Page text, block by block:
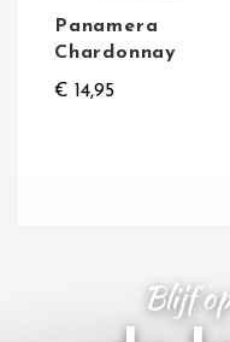
Panamera
Chardonnay
€ 14,95
Blijf